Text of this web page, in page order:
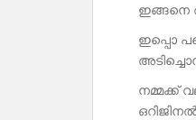
ഇങ്ങനെ
ഇപ്പൊ
നമ്മക്ക്